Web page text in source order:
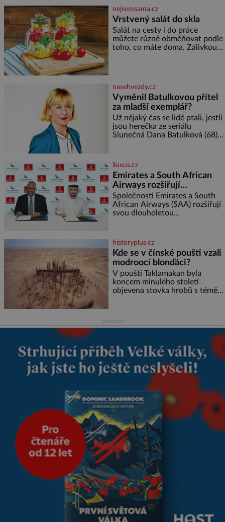
soustředění i odpočinek a
reaguje na každou etapu života
a specifické potřeby dítěte. Pro
nejmenší je klíčová
jednoduchost, měkkost a
bezpečí, proto by pokoj
nejsemsama.cz
Vrstvený salát do skla
Salát na cesty i do práce
můžete různě obměňovat podle
toho, co máte doma. Zálivkou
potřebujete: ✿ 1/4 ledového
nebo jiného salátu (římský salát,
polníček…) ✿ 1 malá konzerva
kukuřice ✿ ½ okurky ✿ 2
rajčata Zálivka: ✿ 4 lžíce
olivového oleje ✿ 1 lžíci
citronové šťávy ✿ ½ stroužku
nasehvezdy.cz
Vyměnil Batulkovou přítel
za mladší exemplář?
Už nějaký čas se lidé ptali, jestli
jsou herečka ze seriálu
Slunečná Dana Batulková (68) a
od sebe přítele od samého
začátku odhán
iluxus.cz
Emirates a South African
Airways rozšiřují
partnerství. Cestujícím
nově zpřístupní dalších
devět destinací v jižní a
Společnosti Emirates a South
African Airways (SAA) rozšiřují
svou dlouholetou
cestujícím devět dalších
destinací v jižní a střední Africe
a u
historyplus.cz
Kde se v čínské poušti vzali
modroocí blonďáci?
V poušti Taklamakan byla
koncem minulého století
objevena stovka hrobů s téměř
modrou filcovou čapkou, z níž
se draly blonďaté vlásky. Fakt,
že jsou těla dávných lidí
nesmírně dobře zachovalá,
přičítají odborníci zdejším
klimatickým podmínkám.
Sucho, prosolené písky a
extrémně